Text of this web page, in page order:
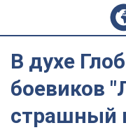
В духе
боевиков
страшный